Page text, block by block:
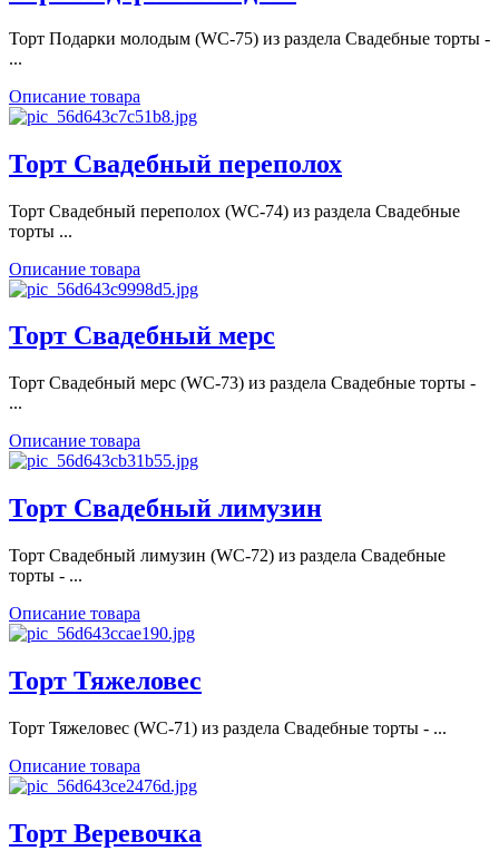
Торт Подарки молодым (WC-75) из раздела Свадебные торты -
...
Описание товара
Торт Свадебный переполох
Торт Свадебный переполох (WC-74) из раздела Свадебные
торты ...
Описание товара
Торт Свадебный мерс
Торт Свадебный мерс (WC-73) из раздела Свадебные торты -
...
Описание товара
Торт Свадебный лимузин
Торт Свадебный лимузин (WC-72) из раздела Свадебные
торты - ...
Описание товара
Торт Тяжеловес
Торт Тяжеловес (WC-71) из раздела Свадебные торты - ...
Описание товара
Торт Веревочка